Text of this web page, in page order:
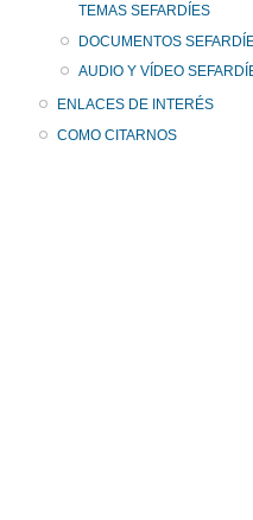
TEMAS SEFARDÍES
DOCUMENTOS
AUDIO Y VÍDEO
ENLACES DE INTERÉS
COMO CITARNOS